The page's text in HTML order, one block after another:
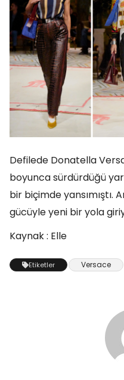
Defilede Donatella
boyunca sürdürdüğü
bir biçimde yansımıştı.
gücüyle yeni bir yola
Kaynak : Elle
Etiketler Versace